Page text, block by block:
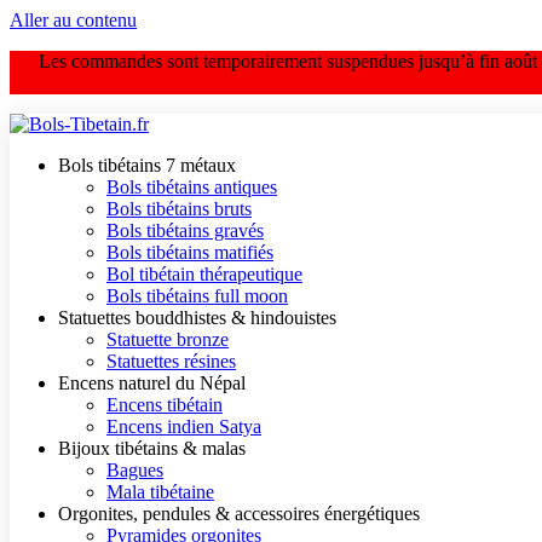
Aller au contenu
Les commandes sont temporairement suspendues jusqu’à fin
Bols tibétains 7 métaux
Bols tibétains antiques
Bols tibétains bruts
Bols tibétains gravés
Bols tibétains matifiés
Bol tibétain thérapeutique
Bols tibétains full moon
Statuettes bouddhistes & hindouistes
Statuette bronze
Statuettes résines
Encens naturel du Népal
Encens tibétain
Encens indien Satya
Bijoux tibétains & malas
Bagues
Mala tibétaine
Orgonites, pendules & accessoires énergétiques
Pyramides orgonites